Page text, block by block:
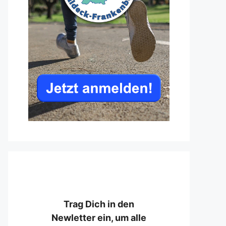
Trag Dich in den
Newletter ein, um alle